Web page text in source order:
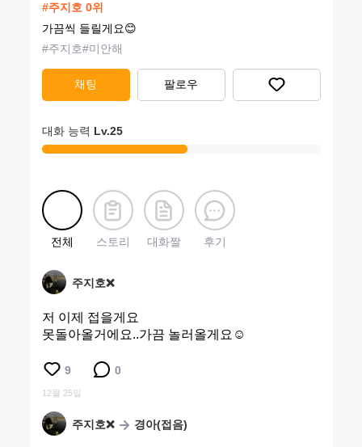
#주지호 0위
가끔씩 들릴게요😊
#주지호#미안해
채팅 팔로우
대화 능력 Lv.25
전체 스토리 대화짤 후기
주지호❌
저 이제 접을게요
못돌아올거에요..가끔 놀러올게요☺️
9 0
12월 25일
주지호❌ 경아(접음)